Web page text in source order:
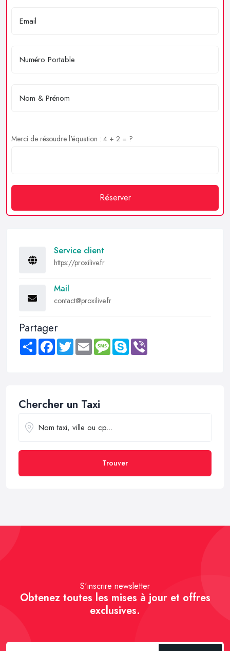
Merci de résoudre l'équation : 4 + 2 = ?
Réserver
Service client
https://proxilive.fr
Mail
contact@proxilive.fr
Partager
Share FacebookTwitter Email MessageSkype
Chercher un Taxi
Trouver
S'inscrire newsletter
Obtenez toutes les mises à jour et offres
exclusives.